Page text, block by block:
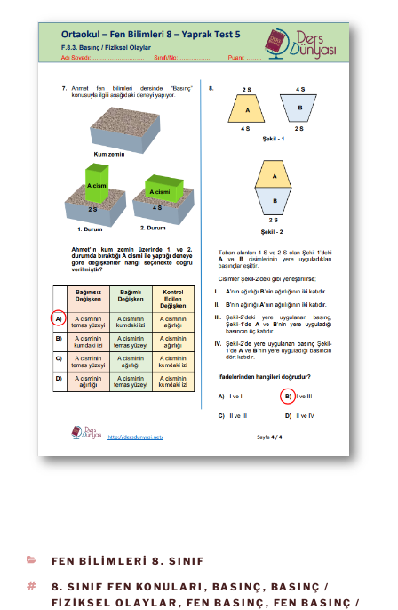
KATEGORILER
FEN BİLİMLERİ 8. SINIF
ETIKETLER
8. SINIF FEN KONULARI , BASINÇ , BASINÇ /
FIZIKSEL OLAYLAR , FEN BASINÇ , FEN BASINÇ /